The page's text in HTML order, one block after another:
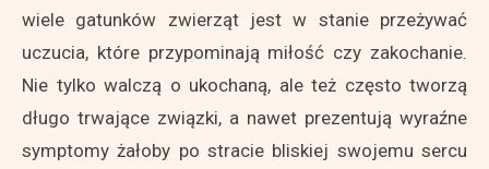
wiele gatunków zwierząt jest w stanie przeżywać
uczucia, które przypominają miłość czy zakochanie.
Nie tylko walczą o ukochaną, ale też często tworzą
długo trwające związki, a nawet prezentują wyraźne
symptomy żałoby po stracie bliskiej swojemu sercu